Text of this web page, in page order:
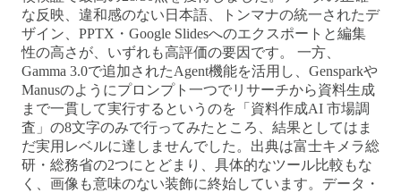
な反映、違和感のない日本語、トンマナの統一されたデ
ザイン、PPTX・Google Slidesへのエクスポートと編集
性の高さが、いずれも高評価の要因です。 一方、
Gamma 3.0で追加されたAgent機能を活用し、Gensparkや
Manusのようにプロンプト一つでリサーチから資料生成
まで一貫して実行するというのを「資料作成AI 市場調
査」の8文字のみで行ってみたところ、結果としてはま
だ実用レベルに達しませんでした。出典は富士キメラ総
研・総務省の2つにとどまり、具体的なツール比較もな
く、画像も意味のない装飾に終始しています。データ・